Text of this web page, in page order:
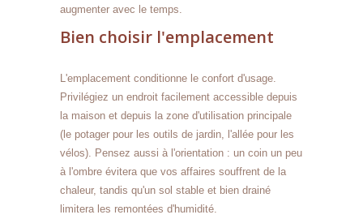
augmenter avec le temps.
Bien choisir l'emplacement
L'emplacement conditionne le confort d'usage.
Privilégiez un endroit facilement accessible depuis
la maison et depuis la zone d'utilisation principale
(le potager pour les outils de jardin, l'allée pour les
vélos). Pensez aussi à l'orientation : un coin un peu
à l'ombre évitera que vos affaires souffrent de la
chaleur, tandis qu'un sol stable et bien drainé
limitera les remontées d'humidité.